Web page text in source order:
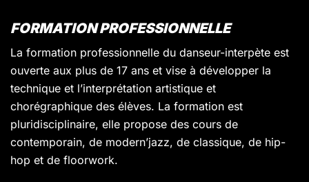
FORMATION PROFESSIONNELLE
La formation professionnelle du danseur-interpète est
ouverte aux plus de 17 ans et vise à développer la
technique et l’interprétation artistique et
chorégraphique des élèves. La formation est
pluridisciplinaire, elle propose des cours de
contemporain, de modern’jazz, de classique, de hip-
hop et de floorwork.